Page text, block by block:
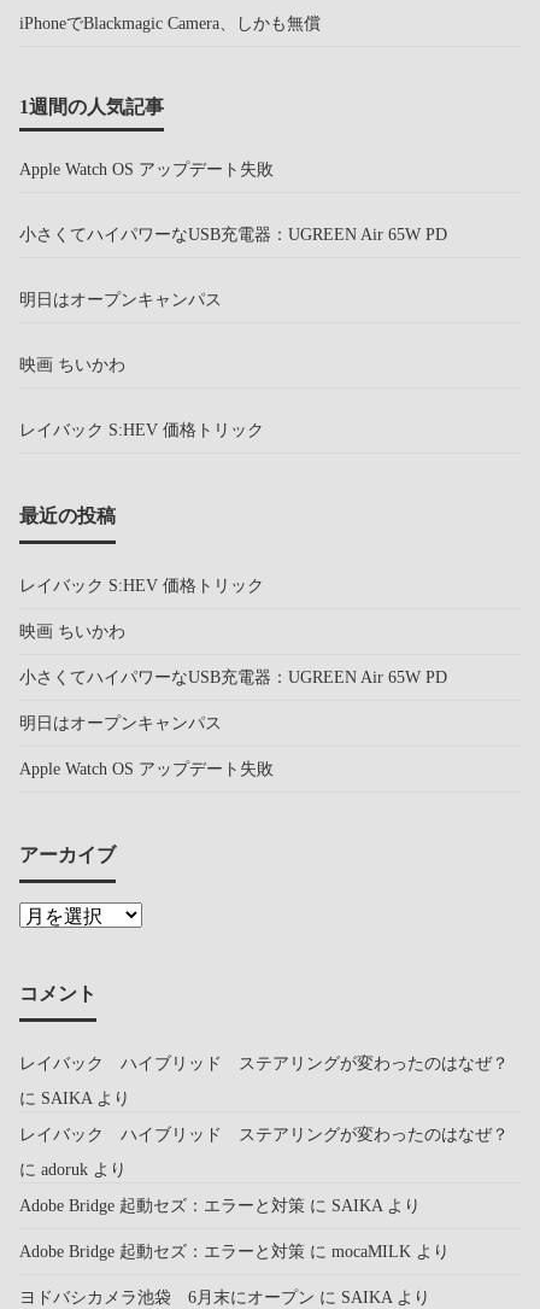
iPhoneでBlackmagic Camera、しかも無償
1週間の人気記事
Apple Watch OS アップデート失敗
小さくてハイパワーなUSB充電器：UGREEN Air 65W PD
明日はオープンキャンパス
映画 ちいかわ
レイバック S:HEV 価格トリック
最近の投稿
レイバック S:HEV 価格トリック
映画 ちいかわ
小さくてハイパワーなUSB充電器：UGREEN Air 65W PD
明日はオープンキャンパス
Apple Watch OS アップデート失敗
アーカイブ
コメント
レイバック ハイブリッド ステアリングが変わったのはなぜ？
に SAIKAより
レイバック ハイブリッド ステアリングが変わったのはなぜ？
に adoruk より
Adobe Bridge 起動セズ：エラーと対策 に SAIKAより
Adobe Bridge 起動セズ：エラーと対策 に mocaMILK より
ヨドバシカメラ池袋 6月末にオープン に SAIKAより